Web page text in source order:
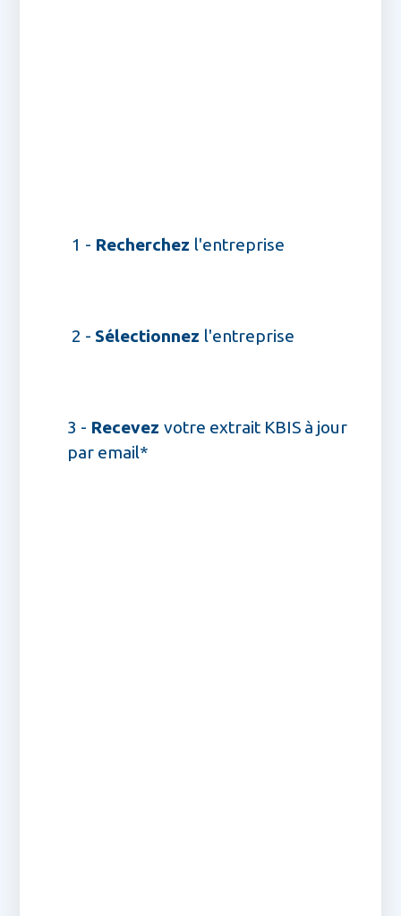
1 - Recherchez l'entreprise
2 - Sélectionnez l'entreprise
3 - Recevez votre extrait KBIS à jour
par email*